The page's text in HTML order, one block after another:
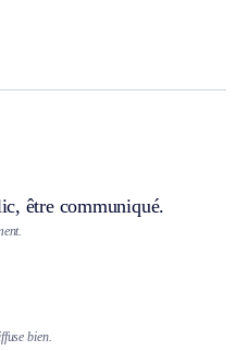
être communiqué.
bien.